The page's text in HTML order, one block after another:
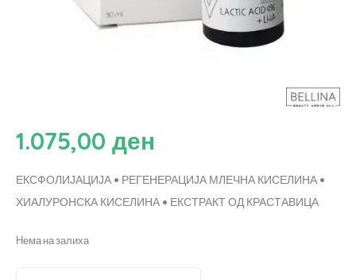
1.075,00 ден
ЕКСФОЛИЈАЦИЈА • РЕГЕНЕРАЦИЈА МЛЕЧНА КИСЕЛИНА •
ХИАЛУРОНСКА КИСЕЛИНА • ЕКСТРАКТ ОД КРАСТАВИЦА
Нема на залиха